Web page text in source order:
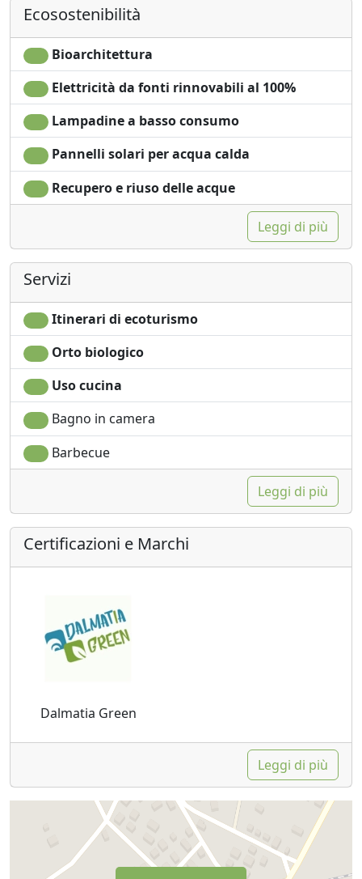
Camino
Tavolo da pranzo
Utensili da cucina
Frigorifero
Ingresso
Ecosostenibilità
Bioarchitettura
Elettricità da fonti rinnovabili al 100%
Lampadine a basso consumo
Pannelli solari per acqua calda
Recupero e riuso delle acque
Leggi di più
Servizi
Itinerari di ecoturismo
Orto biologico
Uso cucina
Bagno in camera
Barbecue
Leggi di più
Certificazioni e Marchi
Dalmatia Green
Leggi di più